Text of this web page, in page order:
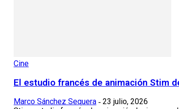
Cine
El estudio francés de animación Stim
Marco Sánchez Sequera - 23 julio, 2026